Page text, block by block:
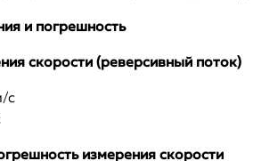
и погрешность
скорости (реверсивный поток)
с
измерения скорости